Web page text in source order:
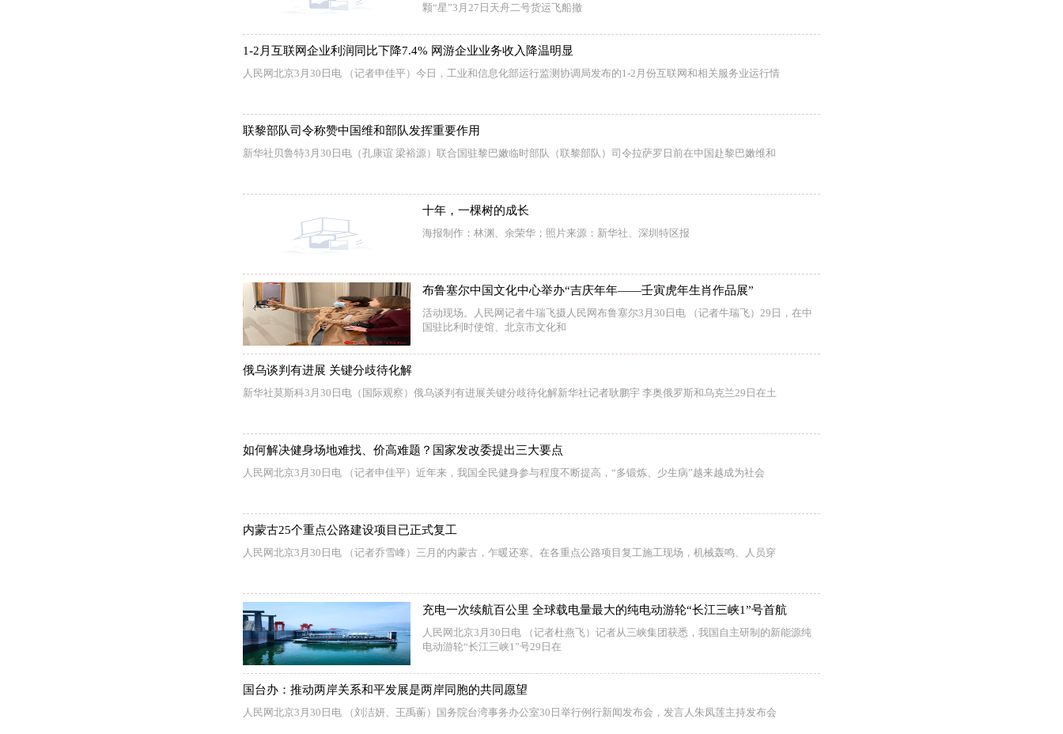
颗“星”3月27日天舟二号货运飞船撤
1-2月互联网企业利润同比下降7.4% 网游企业业务收入降温明显
人民网北京3月30日电 （记者申佳平）今日，工业和信息化部运行监测协调局发布的1-2月份互联网和相关服务业运行情
联黎部队司令称赞中国维和部队发挥重要作用
新华社贝鲁特3月30日电（孔康谊 梁裕源）联合国驻黎巴嫩临时部队（联黎部队）司令拉萨罗日前在中国赴黎巴嫩维和
十年，一棵树的成长
海报制作：林渊、余荣华；照片来源：新华社、深圳特区报
布鲁塞尔中国文化中心举办“吉庆年年——壬寅虎年生肖作品展”
活动现场。人民网记者牛瑞飞摄人民网布鲁塞尔3月30日电 （记者牛瑞飞）29日，在中
国驻比利时使馆、北京市文化和
俄乌谈判有进展 关键分歧待化解
新华社莫斯科3月30日电（国际观察）俄乌谈判有进展关键分歧待化解新华社记者耿鹏宇 李奥俄罗斯和乌克兰29日在土
如何解决健身场地难找、价高难题？国家发改委提出三大要点
人民网北京3月30日电 （记者申佳平）近年来，我国全民健身参与程度不断提高，“多锻炼、少生病”越来越成为社会
内蒙古25个重点公路建设项目已正式复工
人民网北京3月30日电 （记者乔雪峰）三月的内蒙古，乍暖还寒。在各重点公路项目复工施工现场，机械轰鸣、人员穿
充电一次续航百公里 全球载电量最大的纯电动游轮“长江三峡1”号首航
人民网北京3月30日电 （记者杜燕飞）记者从三峡集团获悉，我国自主研制的新能源纯
电动游轮“长江三峡1”号29日在
国台办：推动两岸关系和平发展是两岸同胞的共同愿望
人民网北京3月30日电 （刘洁妍、王禹蘅）国务院台湾事务办公室30日举行例行新闻发布会，发言人朱凤莲主持发布会